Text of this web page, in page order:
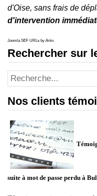
d'Oise, sans frais de
d'intervention
Joomla SEF URLs by Artio
Rechercher sur
Nos clients
suite à mot de passe perdu à